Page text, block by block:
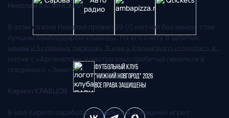
Николай КАЛИНСКИЙ
В этом сезоне Николай провел 29 (!) матчей без замен, став
лучшим бомбардиром команды. На его счету 8 забитых
мячей и 5 голевых передач. В мае у Калинского «гол+пас» в
матче с «Арсеналом» и неотразимо пробитый пенальти в
поединке с «Зенитом».
Кирилл КРАВЦОВ
В мае Кирилл заработал пенальти в домашней игре с
Футбольный клуб
"Нижний Новгород" 2026
Все права защищены